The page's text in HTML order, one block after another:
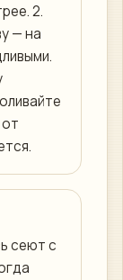
2.
— на
сеют с